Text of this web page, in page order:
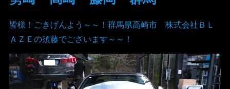
皆様！ごきげんよう～～！群馬県高崎市 株式会社ＢＬ
ＡＺＥの須藤でございます～～！